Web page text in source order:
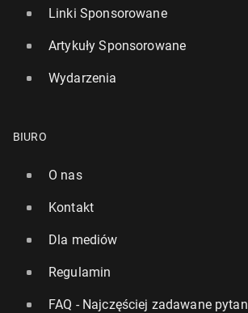
Linki Sponsorowane
Artykuły Sponsorowane
Wydarzenia
BIURO
O nas
Kontakt
Dla mediów
Regulamin
FAQ - Najczęściej zadawane